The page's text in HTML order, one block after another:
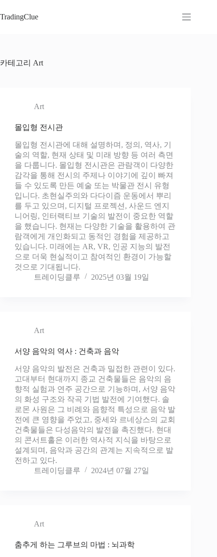
문
뛰
TradingClue
카테고리 Art
Art
몰입형 전시관
몰입형 전시관에 대해 설명하며, 정의, 역사, 기
술의 역할, 현재 상태 및 미래 방향 등 여러 측면
을 다룹니다. 몰입형 전시관은 관람객이 다양한
감각을 통해 전시의 주제나 이야기에 깊이 빠져
들 수 있도록 만든 예술 또는 박물관 전시 유형
입니다. 초현실주의와 다다이즘 운동에서 뿌리
를 두고 있으며, 디지털 프로젝션, 사운드 엔지
니어링, 인터랙티브 기술의 발전이 중요한 역할
을 했습니다. 현재는 다양한 기술을 활용하여 관
람객에게 개인화되고 동적인 경험을 제공하고
있습니다. 미래에는 AR, VR, 인공 지능의 발전
으로 더욱 현실적이고 참여적인 환경이 가능할
것으로 기대됩니다​.
트레이딩클루
2025년 03월 19일
Art
서양 음악의 역사 : 건축과 음악
서양 음악의 발전은 건축과 밀접한 관련이 있다.
고대부터 현대까지 종교 건축물들은 음악의 음
향적 실험과 연주 공간으로 기능하며, 서양 음악
의 화성 구조와 작곡 기법 발전에 기여했다. 솔
로몬 사원은 그 비례와 음향적 특성으로 음악 발
전에 큰 영향을 주었고, 중세와 르네상스의 교회
건축물들은 다성음악의 발전을 촉진했다. 현대
의 콘서트홀은 이러한 역사적 지식을 바탕으로
설계되며, 음악과 공간의 관계는 지속적으로 발
전하고 있다.
트레이딩클루
2024년 07월 27일
Art
춤추게 하는 그루브의 마법 : 뇌과학